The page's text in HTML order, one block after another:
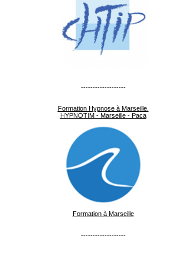
-------------------
Formation Hypnose à Marseille.
HYPNOTIM - Marseille - Paca
Formation à Marseille
-------------------